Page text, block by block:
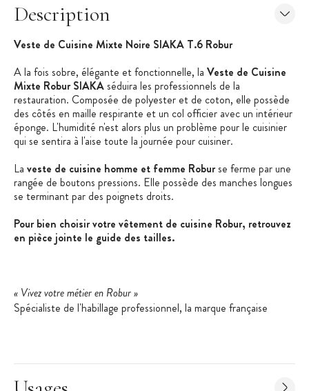
Description
Veste de Cuisine Mixte Noire SIAKA T.6 Robur
A la fois sobre, élégante et fonctionnelle, la Veste de Cuisine
Mixte Robur SIAKAséduira les professionnels de la
restauration. Composée de polyester et de coton, elle possède
des côtés en maille respirante et un col officier avec un intérieur
éponge. L'humidité n'est alors plus un problème pour le cuisinier
qui se sentira à l'aise toute la journée pour cuisiner.
La veste de cuisine homme et femme Roburse ferme par une
rangée de boutons pressions. Elle possède des manches longues
se terminant par des poignets droits.
Pour bien choisir votre vêtement de cuisine Robur, retrouvez
en pièce jointe le guide des tailles.
« Vivez votre métier en Robur »
Spécialiste de l'habillage professionnel, la marque française
mots des vêtements Robur. Garanties sans substances